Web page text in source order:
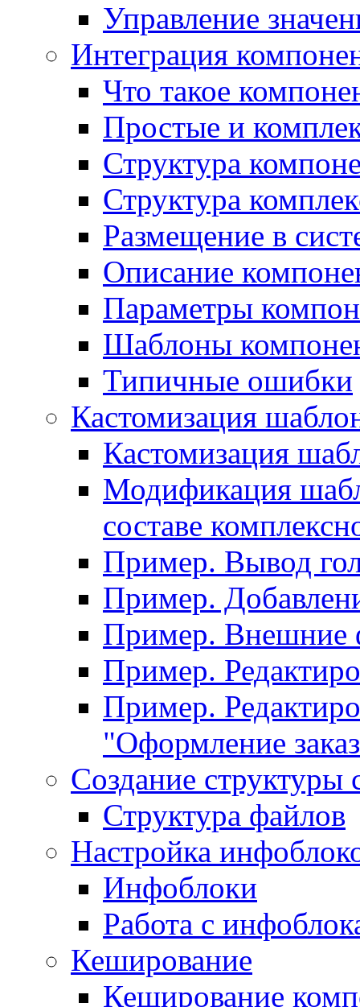
Управление
Интеграция
Что такое
Простые и
Структура
Структура
Размещение в
Описание
Параметры
Шаблоны
Типичные ошибки
Кастомизация
Кастомизация
Модификация
составе
Пример. Вывод
Пример.
Пример. Внешние
Пример.
Пример.
"Оформление
Создание структуры
Структура файлов
Настройка
Инфоблоки
Работа с
Кеширование
Кеширование